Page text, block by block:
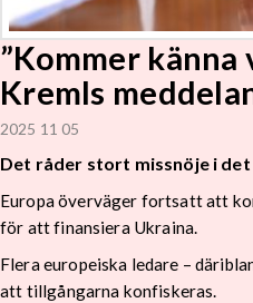
”Kommer känna
Kremls
2025 11 05
Det råder stort missnöje i
Europa överväger fortsatt att
för att finansiera Ukraina.
Flera europeiska ledare –
att tillgångarna konfiskeras.